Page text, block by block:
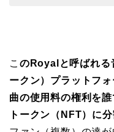
こ のRoyalと呼ばれ
ークン）プラットフォ
曲の使用料の権利を
トークン（NFT）に分